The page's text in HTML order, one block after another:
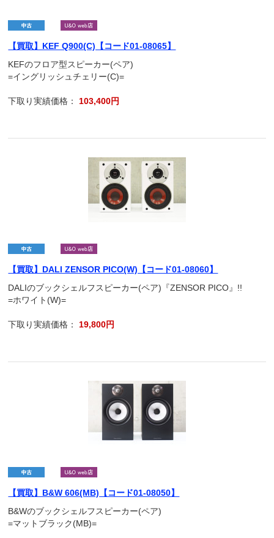
【買取】KEF Q900(C)【コード01-08065】
KEFのフロア型スピーカー(ペア)
=イングリッシュチェリー(C)=
下取り実績価格： 103,400円
【買取】DALI ZENSOR PICO(W)【コード01-08060】
DALIのブックシェルフスピーカー(ペア)『ZENSOR PICO』!!
=ホワイト(W)=
下取り実績価格： 19,800円
【買取】B&W 606(MB)【コード01-08050】
B&Wのブックシェルフスピーカー(ペア)
=マットブラック(MB)=